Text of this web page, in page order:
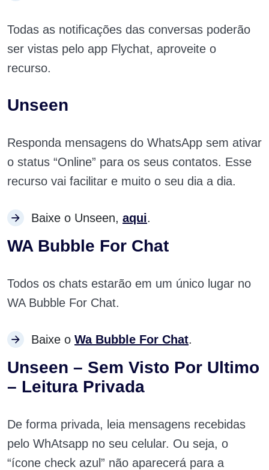
Todas as notificações das conversas poderão
ser vistas pelo app Flychat, aproveite o
recurso.
Unseen
Responda mensagens do WhatsApp sem ativar
o status “Online” para os seus contatos. Esse
recurso vai facilitar e muito o seu dia a dia.
Baixe o Unseen, aqui.
WA Bubble For Chat
Todos os chats estarão em um único lugar no
WA Bubble For Chat.
Baixe o Wa Bubble For Chat.
Unseen – Sem Visto Por Ultimo
– Leitura Privada
De forma privada, leia mensagens recebidas
pelo WhAtsapp no seu celular. Ou seja, o
“ícone check azul” não aparecerá para a